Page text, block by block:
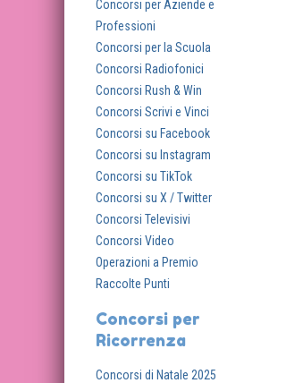
Concorsi per Aziende e
Professioni
Concorsi per la Scuola
Concorsi Radiofonici
Concorsi Rush & Win
Concorsi Scrivi e Vinci
Concorsi su Facebook
Concorsi su Instagram
Concorsi su TikTok
Concorsi su X / Twitter
Concorsi Televisivi
Concorsi Video
Operazioni a Premio
Raccolte Punti
Concorsi per
Ricorrenza
Concorsi di Natale 2025